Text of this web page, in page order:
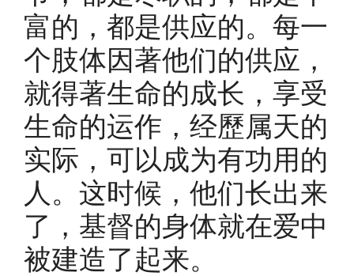
富的，都是供应的。每一
个肢体因著他们的供应，
就得著生命的成长，享受
生命的运作，经歷属天的
实际，可以成为有功用的
人。这时候，他们长出来
了，基督的身体就在爱中
被建造了起来。